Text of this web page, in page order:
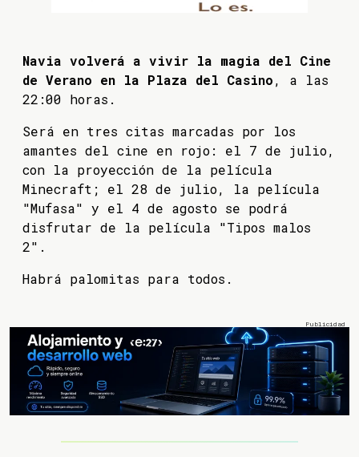
Navia volverá a vivir la magia del Cine
de Verano en la Plaza del Casino, a las
22:00 horas.
Será en tres citas marcadas por los
amantes del cine en rojo: el 7 de julio,
con la proyección de la película
Minecraft; el 28 de julio, la película
"Mufasa" y el 4 de agosto se podrá
disfrutar de la película "Tipos malos
2".
Habrá palomitas para todos.